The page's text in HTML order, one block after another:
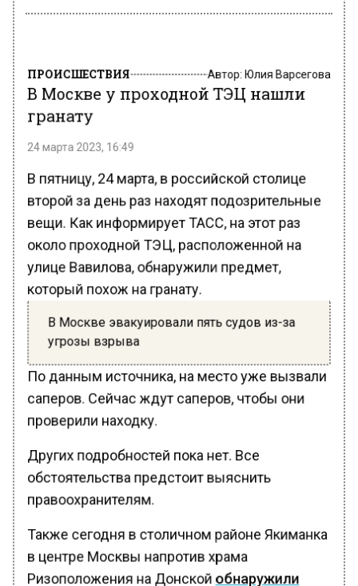
ПРОИСШЕСТВИЯ Автор:Юлия Варсегова
В Москве у проходной ТЭЦ нашли
гранату
24 марта 2023, 16:49
В пятницу, 24 марта, в российской столице
второй за день раз находят подозрительные
вещи. Как информирует ТАСС, на этот раз
около проходной ТЭЦ, расположенной на
улице Вавилова, обнаружили предмет,
который похож на гранату.
В Москве эвакуировали пять судов из-за
угрозы взрыва
По данным источника, на место уже вызвали
саперов. Сейчас ждут саперов, чтобы они
проверили находку.
Других подробностей пока нет. Все
обстоятельства предстоит выяснить
правоохранителям.
Также сегодня в столичном районе Якиманка
в центре Москвы напротив храма
Ризоположения на Донской обнаружили